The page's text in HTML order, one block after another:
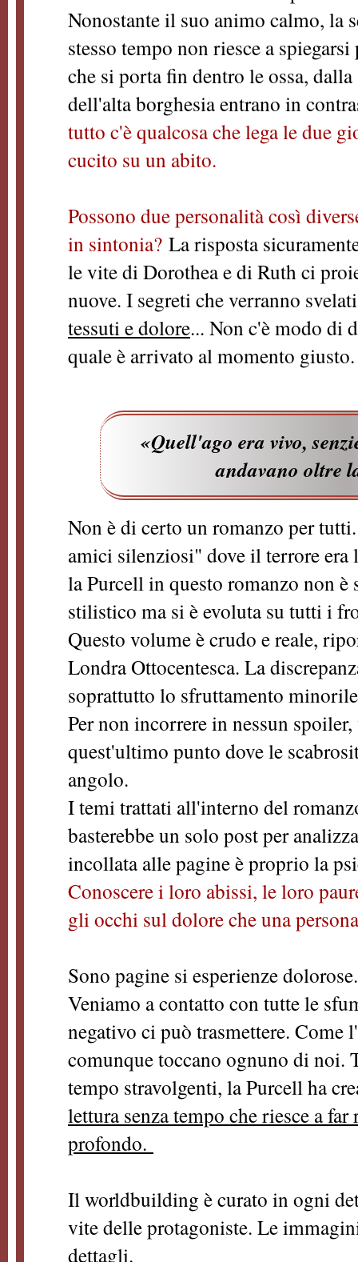
Nonostante il suo animo calmo, la
stesso tempo non riesce a
che si porta fin dentro le ossa,
dell'alta borghesia entrano in
tutto c'è qualcosa che lega le due
cucito su un abito.
Possono due personalità così
in sintonia? La risposta
le vite di Dorothea e di Ruth ci
nuove. I segreti che verranno
tessuti e dolore... Non c'è modo di
quale è arrivato al momento giusto.
«Quell'ago era vivo,
andavano oltre
Non è di certo un romanzo per
amici silenziosi" dove il terrore
la Purcell in questo romanzo non
stilistico ma si è evoluta su tutti i
Questo volume è crudo e reale,
Londra Ottocentesca. La
soprattutto lo sfruttamento
Per non incorrere in nessun
quest'ultimo punto dove le
angolo.
I temi trattati all'interno del
basterebbe un solo post per
incollata alle pagine è proprio la
Conoscere i loro abissi, le loro
gli occhi sul dolore che una
Sono pagine si esperienze
Veniamo a contatto con tutte le
negativo ci può trasmettere.
comunque toccano ognuno di noi.
tempo stravolgenti, la Purcell ha
lettura senza tempo che riesce a
profondo.
Il worldbuilding è curato in ogni
vite delle protagoniste. Le
dettagli.